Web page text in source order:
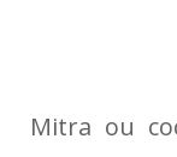
Mitra ou